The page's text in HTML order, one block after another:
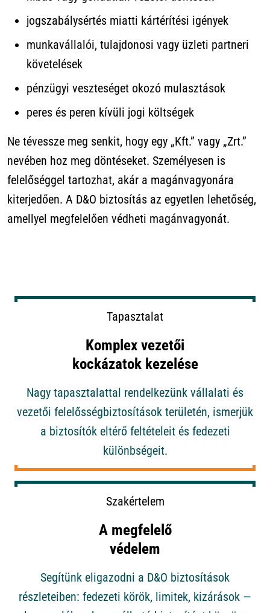
jogszabálysértés miatti kártérítési igények
munkavállalói, tulajdonosi vagy üzleti partneri
követelések
pénzügyi veszteséget okozó mulasztások
peres és peren kívüli jogi költségek
Ne tévessze meg senkit, hogy egy „Kft.” vagy „Zrt.”
nevében hoz meg döntéseket. Személyesen is
felelőséggel tartozhat, akár a magánvagyonára
kiterjedően. A D&O biztosítás az egyetlen lehetőség,
amellyel megfelelően védheti magánvagyonát.
Tapasztalat
Komplex vezetői
kockázatok kezelése
Nagy tapasztalattal rendelkezünk vállalati és
vezetői felelősségbiztosítások területén, ismerjük
a biztosítók eltérő feltételeit és fedezeti
különbségeit.
Szakértelem
A megfelelő
védelem
Segítünk eligazodni a D&O biztosítások
részleteiben: fedezeti körök, limitek, kizárások —